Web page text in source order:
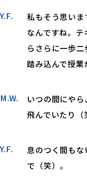
Y.F.
私もそう思い
なんですね。
らさらに一歩
踏み込んで授業
M.W.
いつの間にや
飛んでいたり（
Y.F.
息のつく間も
で（笑）。